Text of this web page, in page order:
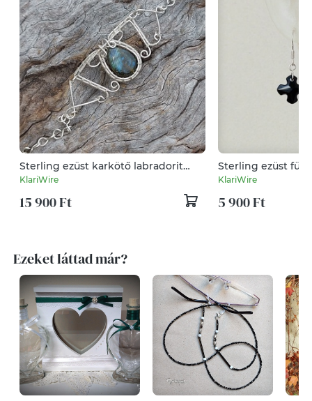
Sterling ezüst karkötő labradorit
ásvány kővel
KlariWire
15 900 Ft
Sterling ezüst
swarovski
KlariWire
5 900 Ft
Ezeket láttad már?